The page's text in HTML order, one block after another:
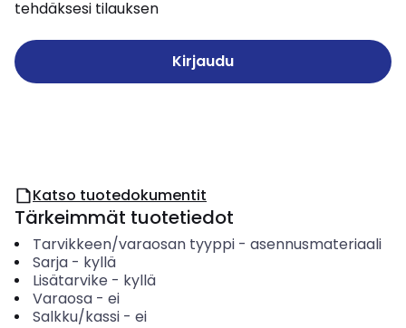
tehdäksesi tilauksen
Kirjaudu
Katso tuotedokumentit
Tärkeimmät tuotetiedot
Tarvikkeen/varaosan tyyppi- asennusmateriaali
Sarja- kyllä
Lisätarvike - kyllä
Varaosa- ei
Salkku/kassi- ei